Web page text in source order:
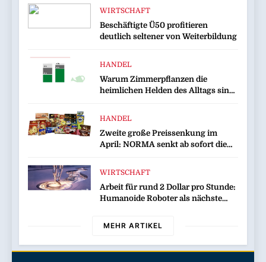
Kommission zur Tierindustrie an
WIRTSCHAFT
Beschäftigte Ü50 profitieren
deutlich seltener von Weiterbildung
HANDEL
Warum Zimmerpflanzen die
heimlichen Helden des Alltags sind
Zimmerpflanzen
HANDEL
Zweite große Preissenkung im
April: NORMA senkt ab sofort die
EXCELSIOR süßer und herzhafter
Genuss
WIRTSCHAFT
Arbeit für rund 2 Dollar pro Stunde:
Humanoide Roboter als nächste
MEHR ARTIKEL